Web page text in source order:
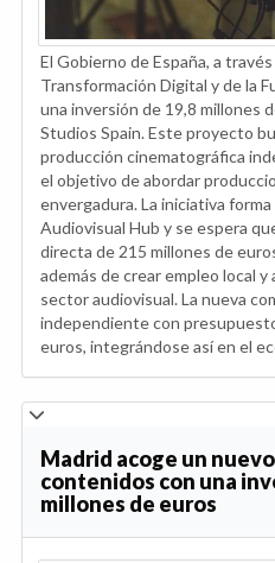
El Gobierno de España, a
Transformación Digital y de la
una inversión de 19,8 millones
Studios Spain. Este proyecto
producción cinematográfica
el objetivo de abordar
envergadura. La iniciativa
Audiovisual Hub y se espera
directa de 215 millones de
además de crear empleo local
sector audiovisual. La nueva
independiente con
euros, integrándose así en el
Madrid acoge un
contenidos con una
millones de euros